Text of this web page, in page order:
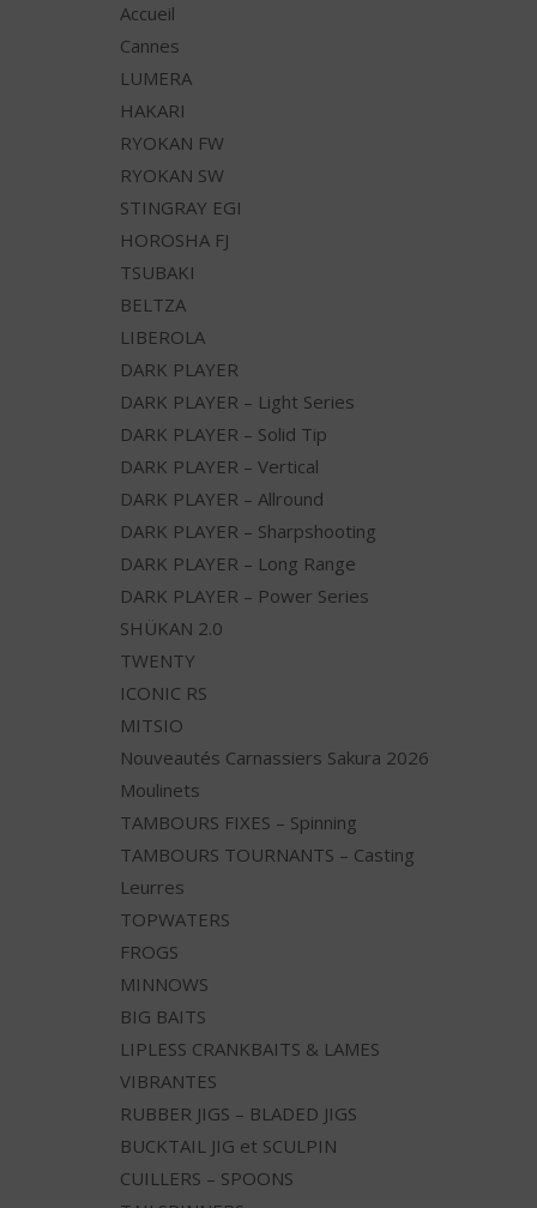
Accueil
Cannes
LUMERA
HAKARI
RYOKAN FW
RYOKAN SW
STINGRAY EGI
HOROSHA FJ
TSUBAKI
BELTZA
LIBEROLA
DARK PLAYER
DARK PLAYER – Light Series
DARK PLAYER – Solid Tip
DARK PLAYER – Vertical
DARK PLAYER – Allround
DARK PLAYER – Sharpshooting
DARK PLAYER – Long Range
DARK PLAYER – Power Series
SHÜKAN 2.0
TWENTY
ICONIC RS
MITSIO
Nouveautés Carnassiers Sakura 2026
Moulinets
TAMBOURS FIXES – Spinning
TAMBOURS TOURNANTS – Casting
Leurres
TOPWATERS
FROGS
MINNOWS
BIG BAITS
LIPLESS CRANKBAITS & LAMES
VIBRANTES
RUBBER JIGS – BLADED JIGS
BUCKTAIL JIG et SCULPIN
CUILLERS – SPOONS